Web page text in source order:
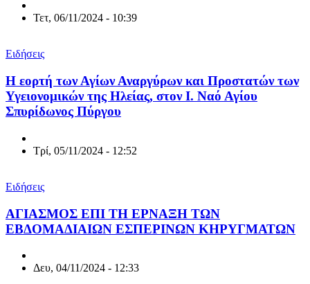
Τετ, 06/11/2024 - 10:39
Ειδήσεις
Η εορτή των Αγίων Αναργύρων και Προστατών των
Υγειονομικών της Ηλείας, στον Ι. Ναό Αγίου
Σπυρίδωνος Πύργου
Τρί, 05/11/2024 - 12:52
Ειδήσεις
ΑΓΙΑΣΜΟΣ ΕΠΙ ΤΗ ΕΡΝΑΞΗ ΤΩΝ
ΕΒΔΟΜΑΔΙΑΙΩΝ ΕΣΠΕΡΙΝΩΝ ΚHΡYΓΜΑΤΩΝ
Δευ, 04/11/2024 - 12:33